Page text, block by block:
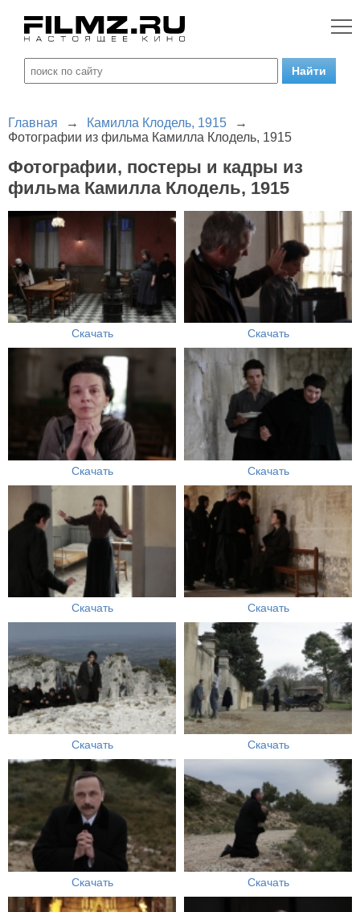
Главная → Камилла Клодель, 1915
→
Фотографии из фильма Камилла Клодель, 1915
Фотографии, постеры и кадры из
фильма Камилла Клодель, 1915
Скачать Скачать
Скачать Скачать
Скачать Скачать
Скачать Скачать
Скачать Скачать